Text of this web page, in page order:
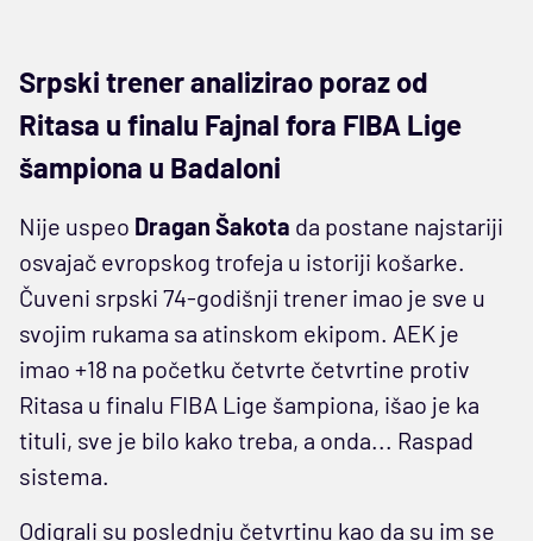
Srpski trener analizirao poraz od
Ritasa u finalu Fajnal fora FIBA Lige
šampiona u Badaloni
Nije uspeo Dragan Šakota da postane najstariji
osvajač evropskog trofeja u istoriji košarke.
Čuveni srpski 74-godišnji trener imao je sve u
svojim rukama sa atinskom ekipom. AEK je
imao +18 na početku četvrte četvrtine protiv
Ritasa u finalu FIBA Lige šampiona, išao je ka
tituli, sve je bilo kako treba, a onda... Raspad
sistema.
Odigrali su poslednju četvrtinu kao da su im se